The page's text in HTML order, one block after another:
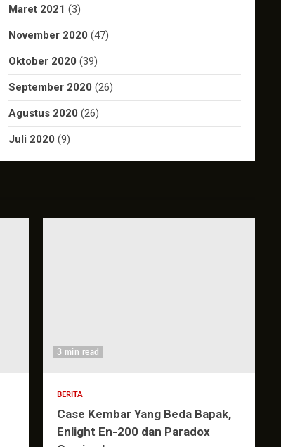
Maret 2021 (3)
November 2020 (47)
Oktober 2020 (39)
September 2020 (26)
Agustus 2020 (26)
Juli 2020 (9)
3 min read
BERITA
Case Kembar Yang Beda Bapak,
Enlight En-200 dan Paradox